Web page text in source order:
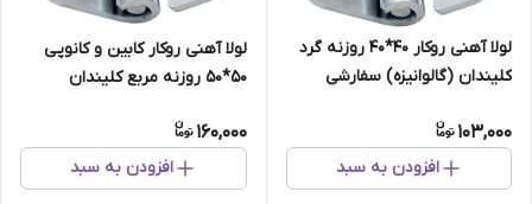
لولا آهنی روکار ۴۰*۴۰ روزنه گرد
کلیندان (گالوانیزه) سفارشی
103,000
افزودن به سبد
لولا آهنی روکار کابین و کانوپی
۵۰*۵۰ روزنه مربع کلیندان
160,000
افزودن به سبد